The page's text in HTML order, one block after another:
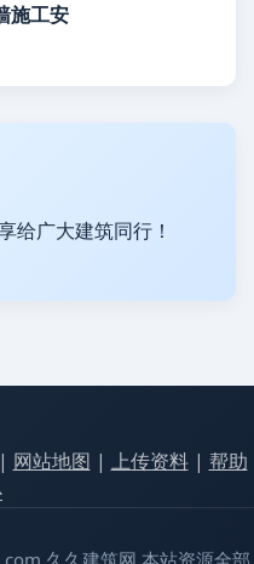
施工安
给广大建筑同行！
| 网站地图 | 上传资料| 帮助
久久建筑网 本站资源全部